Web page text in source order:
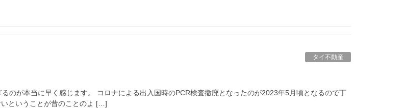
タイ不動産
のが本当に早く感じます。 コロナによる出入国時のPCR検査撤廃となったのが2023年5月頃となるので丁
ということが昔のことのよ […]